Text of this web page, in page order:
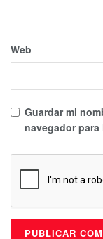
Web
Guardar mi
navegador